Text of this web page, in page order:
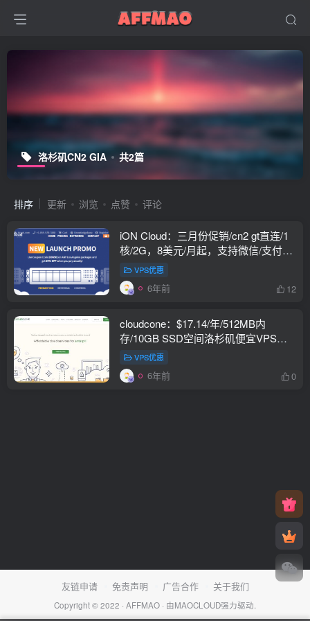
洛杉矶CN2 GIA 共2篇
排序 更新 浏览 点赞 评论
iON Cloud：三月份促销/cn2 gt直连/1
核/2G，8美元/月起，支持微信/支付
宝，所有圣何塞VPS终身8折
VPS优惠
6年前 12
cloudcone：$17.14/年/512MB内
存/10GB SSD空间洛杉矶便宜VPS，
尤其适合联通网络用户，1Tbps高防
VPS优惠
6年前 0
友链申请 免责声明 广告合作 关于我们
Copyright © 2022 · AFFMAO · 由MAOCLOUD强力驱动.